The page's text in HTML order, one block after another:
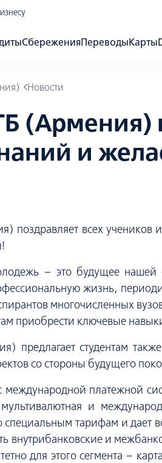
СбереженияПереводыКарты
Новости
(Армения)
и
поздравляет всех
– это будущее нашей
жизнь,
многочисленных
приобрести ключевые
предлагает студентам
со стороны будущего
международной платежной
и
специальным тарифам и дает
внутрибанковские и
для этого сегмента –